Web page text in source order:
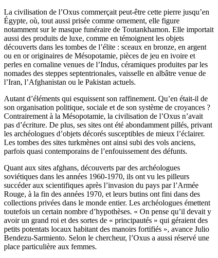
La civilisation de l’Oxus commerçait peut-être cette pierre jusqu’en
Égypte, où, tout aussi prisée comme ornement, elle figure
notamment sur le masque funéraire de Toutankhamon. Elle importait
aussi des produits de luxe, comme en témoignent les objets
découverts dans les tombes de l’élite : sceaux en bronze, en argent
ou en or originaires de Mésopotamie, pièces de jeu en ivoire et
perles en cornaline venues de l’Indus, céramiques produites par les
nomades des steppes septentrionales, vaisselle en albâtre venue de
l’Iran, l’Afghanistan ou le Pakistan actuels.
Autant d’éléments qui esquissent son raffinement. Qu’en était-il de
son organisation politique, sociale et de son système de croyances ?
Contrairement à la Mésopotamie, la civilisation de l’Oxus n’avait
pas d’écriture. De plus, ses sites ont été abondamment pillés, privant
les archéologues d’objets décorés susceptibles de mieux l’éclairer.
Les tombes des sites turkmènes ont ainsi subi des vols anciens,
parfois quasi contemporains de l’enfouissement des défunts.
Quant aux sites afghans, découverts par des archéologues
soviétiques dans les années 1960-1970, ils ont vu les pilleurs
succéder aux scientifiques après l’invasion du pays par l’Armée
Rouge, à la fin des années 1970, et leurs butins ont fini dans des
collections privées dans le monde entier. Les archéologues émettent
toutefois un certain nombre d’hypothèses. « On pense qu’il devait y
avoir un grand roi et des sortes de « principautés » qui géraient des
petits potentats locaux habitant des manoirs fortifiés », avance Julio
Bendezu-Sarmiento. Selon le chercheur, l’Oxus a aussi réservé une
place particulière aux femmes.